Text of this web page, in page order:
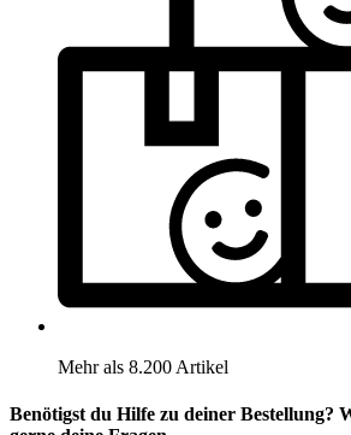
Mehr als 8.200 Artikel
Benötigst du Hilfe zu deiner Bestellung?